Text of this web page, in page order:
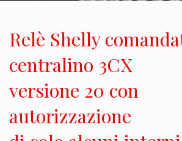
Relè Shelly
centralino 3CX
versione 20 con
autorizzazione